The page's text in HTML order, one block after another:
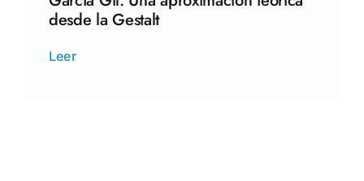
desde la Gestalt
Leer